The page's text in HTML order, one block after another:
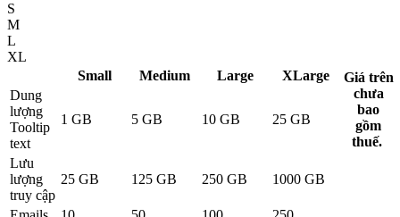
S
M
L
XL
Small
Medium Large XLarge
Giá trên
chưa
bao
gồm
thuế.
Dung
lượng
Tooltip
text
1 GB 5 GB 10 GB 25 GB
Lưu
lượng
truy cập
25 GB 125 GB 250 GB 1000 GB